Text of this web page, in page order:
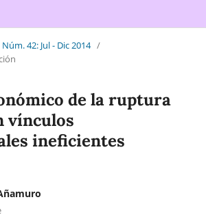
Núm. 42: Jul - Dic 2014 /
de la ruptura
vínculos
ineficientes